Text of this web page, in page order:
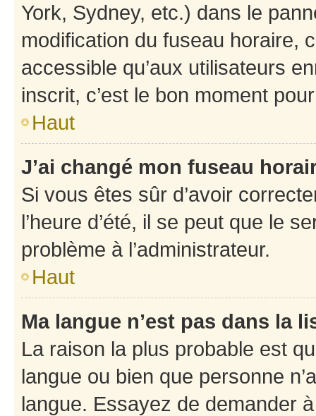
York, Sydney, etc.) dans le
modification du fuseau horaire,
accessible qu’aux utilisateurs
inscrit, c’est le bon moment
Haut
J’ai changé mon fuseau
Si vous êtes sûr d’avoir
l’heure d’été, il se peut que le
problème à l’administrateur.
Haut
Ma langue n’est pas dans la
La raison la plus probable est
langue ou bien que personne
langue. Essayez de demander